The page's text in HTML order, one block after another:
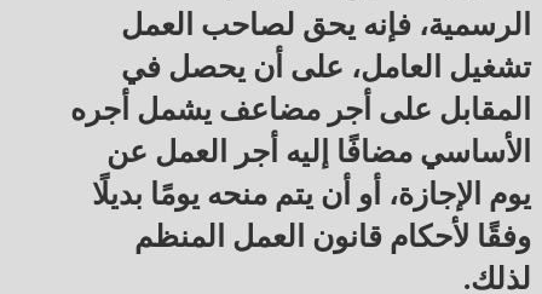
الرسمية، فإنه يحق لصاحب العمل
تشغيل العامل، على أن يحصل في
المقابل على أجر مضاعف يشمل أجره
الأساسي مضافًا إليه أجر العمل عن
يوم الإجازة، أو أن يتم منحه يومًا بديلًا
وفقًا لأحكام قانون العمل المنظم
لذلك.